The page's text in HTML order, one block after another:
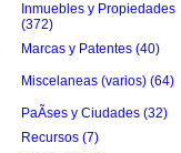
Inmuebles y Propiedades
(372)
Marcas y Patentes (40)
Miscelaneas (varios) (64)
PaÃ­ses y Ciudades (32)
Recursos (7)